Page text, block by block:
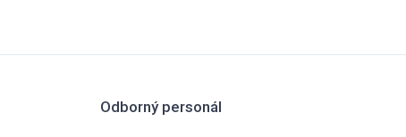
Odborný personál